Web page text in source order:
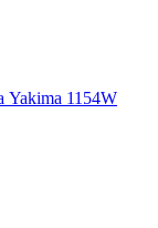
Yakima 1154W